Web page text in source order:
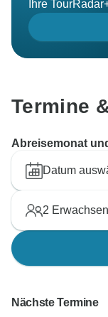
Ihre
Termine
Abreisemonat
Datum
2
Nächste Termine